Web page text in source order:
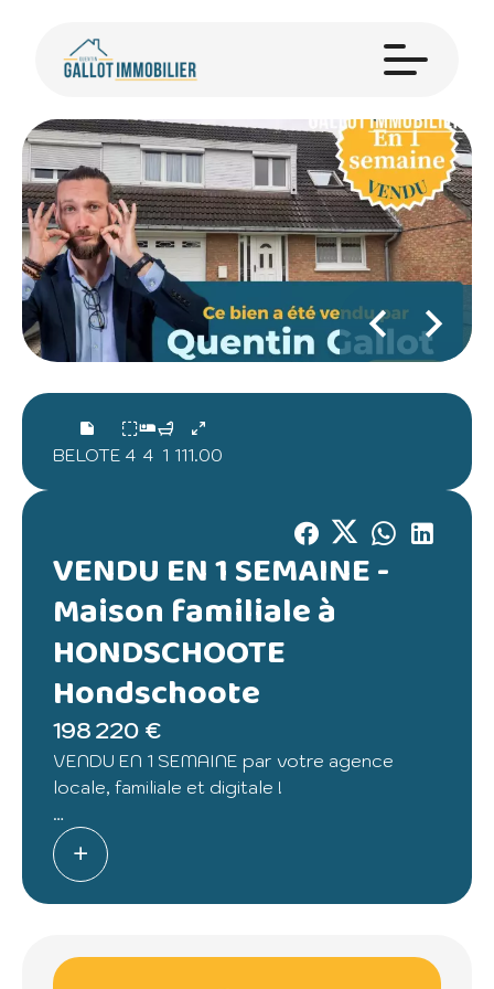
BELOTE 4 4 1 111.00
VENDU EN 1 SEMAINE -
Maison familiale à
HONDSCHOOTE
Hondschoote
198 220 €
VENDU EN 1 SEMAINE par votre agence
locale, familiale et digitale !
BELOTE, votre nouvelle maison au coeur de
HONDSCHOOTE
les photos.